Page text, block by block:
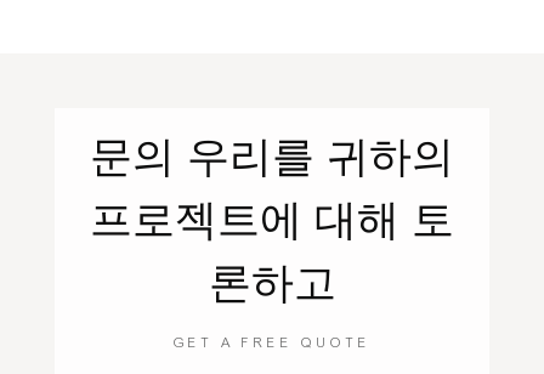
문의 우리를 귀하의
프로젝트에 대해 토
론하고
GET A FREE QUOTE